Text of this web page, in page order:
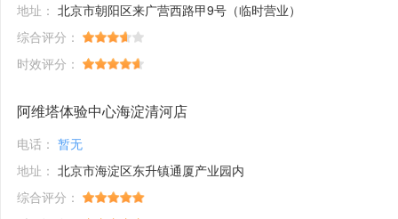
地址： 北京市朝阳区来广营西路甲9号（临时营业）
综合评分：
时效评分：
阿维塔体验中心海淀清河店
电话： 暂无
地址： 北京市海淀区东升镇通厦产业园内
综合评分：